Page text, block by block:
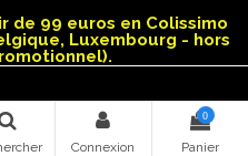
de 99 euros en Colissimo
Luxembourg - hors
Connexion
0
Panier